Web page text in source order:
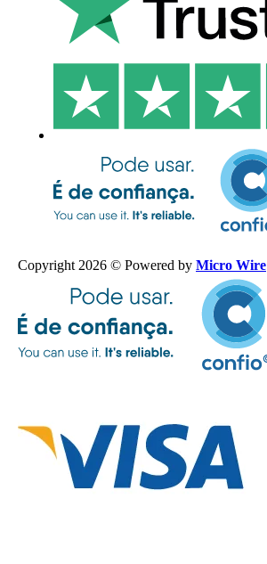
Copyright 2026 © Powered by Micro Wire